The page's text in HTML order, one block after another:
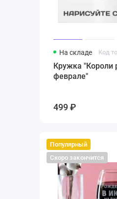
На складе Код
Кружка "Короли
феврале"
499 ₽
Популярный
Скоро закончится